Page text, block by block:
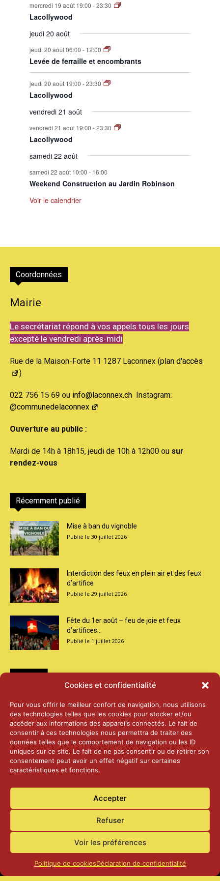
Cookies et confidentialité
Pour vous offrir le meilleur confort de navigation, nous utilisons
des technologies telles que les cookies pour stocker et/ou
accéder aux informations des appareils connectés. Le fait de
consentir à ces technologies nous permettra de traiter des
données telles que le comportement de navigation ou les ID
uniques sur ce site. Le fait de ne pas consentir ou de retirer son
consentement peut avoir un effet négatif sur certaines
caractéristiques et fonctions.
Accepter
Refuser
Voir les préférences
Politique de cookiesDéclaration de confidentialité
mercredi 19 août 19:00 -23:30
Lacollywood
jeudi 20 août
jeudi 20 août 06:00 - 12:00
Levée de ferraille et encombrants
jeudi 20 août 19:00 -23:30
Lacollywood
vendredi 21 août
vendredi 21 août 19:00 -23:30
Lacollywood
samedi 22 août
samedi 22 août 10:00 - 16:00
Weekend Construction au Jardin Robinson
Voir le calendrier
Coordonnées
Mairie
Le secrétariat répond à vos appels tous les jours
excepté le vendredi après-midi
Rue de la Maison-Forte 11 1287 Laconnex (plan d'accès
)
022 756 15 69 ou info@laconnex.ch Instagram:
@communedelaconnex
Ouverture au public :
Mardi de 14h à 18h15, jeudi de 10h à 12h00 ou sur
rendez-vous
Récemment publié
Mise à ban du vignoble
30 juillet 2026
Interdiction des feux en plein air et des feux
d’artifice
29 juillet 2026
Fête du 1er août – feu de joie et feux
d’artifices...
1 juillet 2026
2026 – Laiterie d’Orsières et Abbaye de St-
Maurice
25 juin 2026
2025 – Palais Fédéral – Berne
25 juin 2026
Aînés – Noël 2024
Accueil Actualités Contact Confidentialité